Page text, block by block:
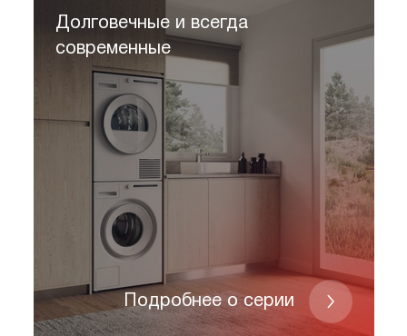
Долговечные и всегда
современные
Подробнее о серии